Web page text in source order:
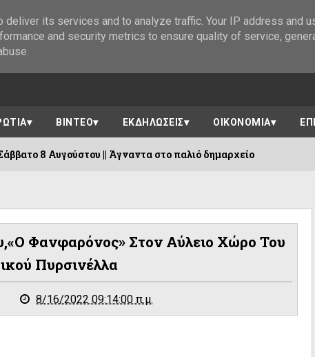
ΒΙΝΤΕΟ ΕΚΔΗΛΩΣΕΙΣ ΟΙΚΟΝΟΜΙΑ
|| Άγναντα στο παλιό δημαρχείο 05/08/2026
Φανφαρόνος» Στον Αύλειο Χώρο Του
Πυρσινέλλα
8/16/2022 09:14:00 π.μ.
its services and to analyze traffic. Your IP address and
and security metrics to ensure quality of service,